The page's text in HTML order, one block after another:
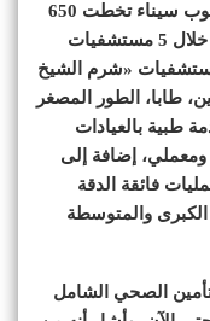
بالمستشفيات التابعة للهيئة بمحافظة جنوب سيناء تخطت 650
ألف خدمة طبية وعلاجية، تم تقديمها من خلال 5 مستشفيات
مستشفيات «شرم الشيخ
طابا، الطور المصغر
طبية بالعيادات
طبي ومعملي، إضافة إلى
عمليات فائقة الدقة
والمتوسطة
الصحي الشامل